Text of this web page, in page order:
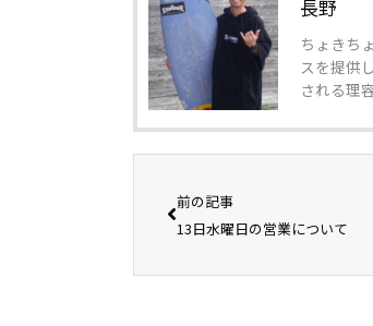
長野
ちょきち
スを提供
される理
前の記事
13日水曜日の営業について